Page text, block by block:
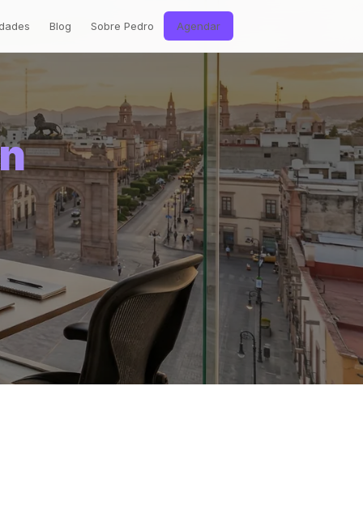
Blog Sobre Pedro Agendar